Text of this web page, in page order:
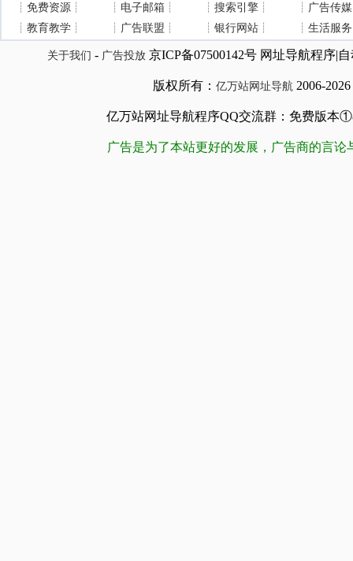
┊ 免费资源 ┊ ┊ 电子邮箱 ┊ ┊ 搜索引擎 ┊ ┊ 广告传媒
┊ 教育教学 ┊ ┊ 广告联盟 ┊ ┊ 银行网站 ┊ ┊ 生活服务
关于我们 - 广告投放京ICP备07500142号 网址导航程序|
版权所有： 亿万站网址导航 2006-2026
亿万站网址导航程序QQ交流群：免费版本
广告是为了本站更好的发展，广告商的言